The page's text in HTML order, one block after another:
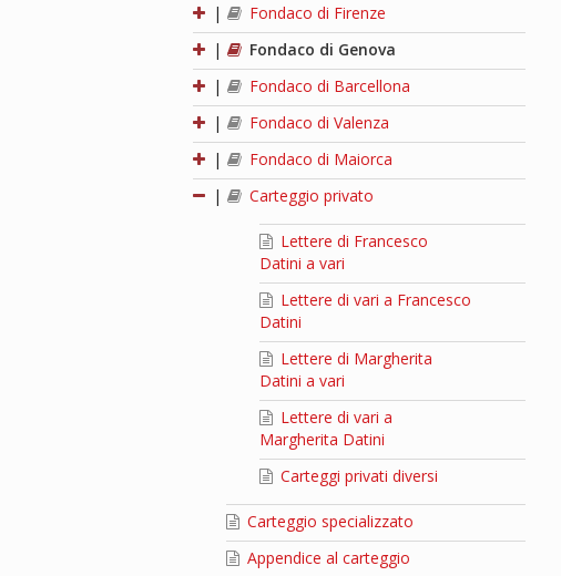
|
Fondaco di Firenze
|
Fondaco di Genova
|
Fondaco di Barcellona
|
Fondaco di Valenza
|
Fondaco di Maiorca
|
Carteggio privato
Lettere di Francesco
Datini a vari
Lettere di vari a Francesco
Datini
Lettere di Margherita
Datini a vari
Lettere di vari a
Margherita Datini
Carteggi privati diversi
Carteggio specializzato
Appendice al carteggio